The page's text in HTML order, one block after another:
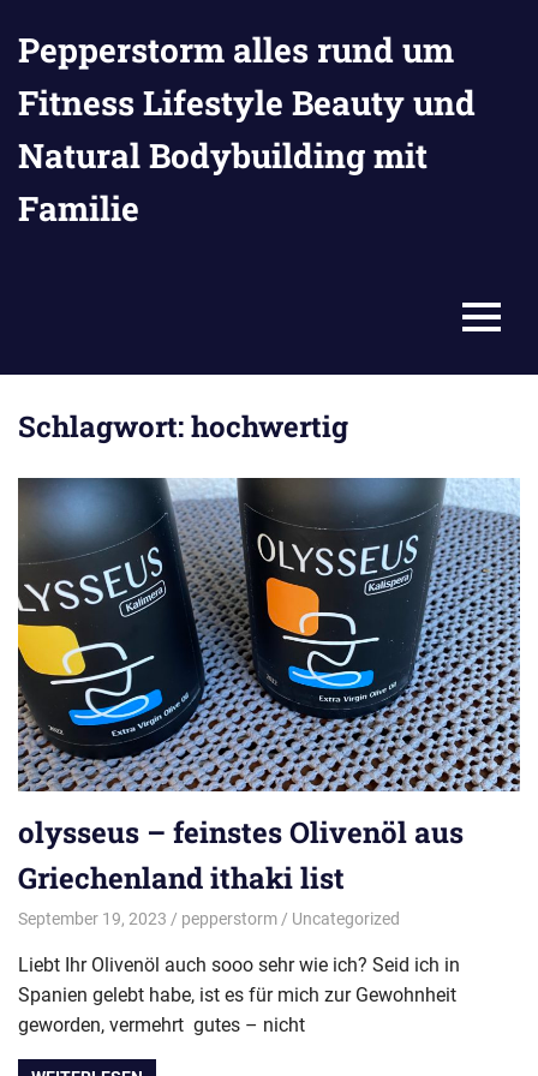
Inhalt
springen
Pepperstorm alles rund um
Fitness Lifestyle Beauty und
Natural Bodybuilding mit
Familie
MENU
Schlagwort:hochwertig
olysseus – feinstes Olivenöl aus
Griechenland ithaki list
September 19, 2023 pepperstorm Uncategorized
Liebt Ihr Olivenöl auch sooo sehr wie ich? Seid ich in
Spanien gelebt habe, ist es für mich zur Gewohnheit
geworden, vermehrt gutes – nicht